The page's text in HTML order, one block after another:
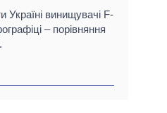
Україні винищувачі F-
– порівняння